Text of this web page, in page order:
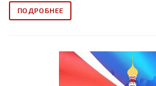
ПОДРОБНЕЕ